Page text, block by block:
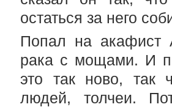
остаться за него
Попал на акафист
рака с мощами. И
это так ново, так
людей, толчеи.